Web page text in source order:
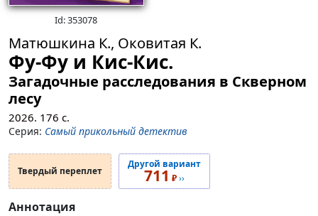
Id: 353078
Матюшкина К., Оковитая К.
Фу-Фу и Кис-Кис.
Загадочные расследования в Скверном
лесу
2026. 176 с.
Серия: Самый прикольный детектив
Твердый переплет
Другой вариант
711 ₽››
Аннотация